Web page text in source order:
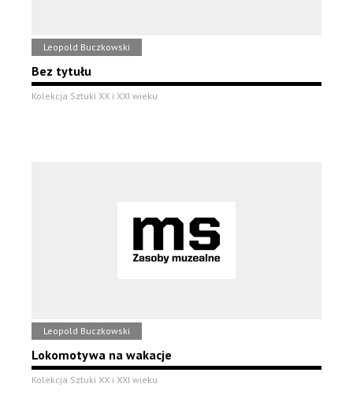
Leopold Buczkowski
Bez tytułu
Kolekcja Sztuki XX i XXI wieku
Leopold Buczkowski
Lokomotywa na wakacje
Kolekcja Sztuki XX i XXI wieku